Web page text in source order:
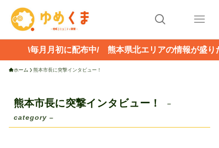
\毎月月初に配布中/ 熊本県北エリアの情報が盛り
ホーム 熊本市長に突撃インタビュー！
熊本市長に突撃インタビュー！
–
category –